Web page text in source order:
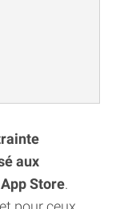
aux
Store.